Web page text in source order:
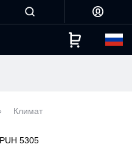
Климат
5305